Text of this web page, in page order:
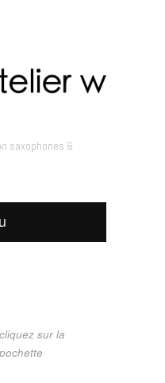
saxophones &
cliquez sur la
pochette